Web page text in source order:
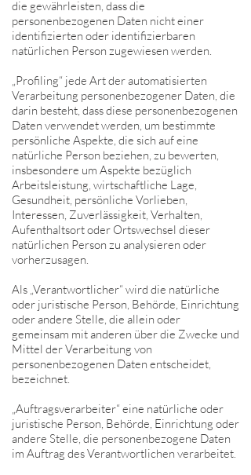
die gewährleisten, dass die
personenbezogenen Daten nicht einer
identifizierten oder identifizierbaren
natürlichen Person zugewiesen werden.
„Profiling“ jede Art der automatisierten
Verarbeitung personenbezogener Daten, die
darin besteht, dass diese personenbezogenen
Daten verwendet werden, um bestimmte
persönliche Aspekte, die sich auf eine
natürliche Person beziehen, zu bewerten,
insbesondere um Aspekte bezüglich
Arbeitsleistung, wirtschaftliche Lage,
Gesundheit, persönliche Vorlieben,
Interessen, Zuverlässigkeit, Verhalten,
Aufenthaltsort oder Ortswechsel dieser
natürlichen Person zu analysieren oder
vorherzusagen.
Als „Verantwortlicher“ wird die natürliche
oder juristische Person, Behörde, Einrichtung
oder andere Stelle, die allein oder
gemeinsam mit anderen über die Zwecke und
Mittel der Verarbeitung von
personenbezogenen Daten entscheidet,
bezeichnet.
„Auftragsverarbeiter“ eine natürliche oder
juristische Person, Behörde, Einrichtung oder
andere Stelle, die personenbezogene Daten
im Auftrag des Verantwortlichen verarbeitet.